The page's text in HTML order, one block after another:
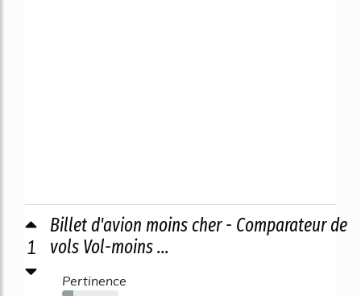
1
Billet d'avion moins cher - Comparateur de
vols Vol-moins ...
Pertinence